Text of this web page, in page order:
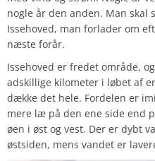
nogle år den anden. Man skal
Issehoved, man forlader om
næste forår.
Issehoved er fredet område,
adskillige kilometer i løbet af
dække det hele. Fordelen er
mere læ på den ene side end
øen i øst og vest. Der er dybt
østsiden, mens vandet er